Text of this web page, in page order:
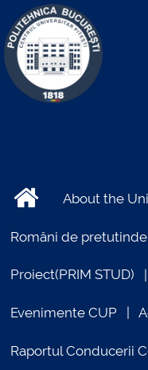
About the
Români de
Proiect(PRIM STUD)
Evenimente CUP
Raportul Conducerii